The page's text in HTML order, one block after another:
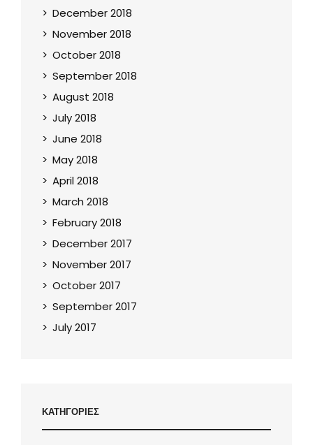
December 2018
November 2018
October 2018
September 2018
August 2018
July 2018
June 2018
May 2018
April 2018
March 2018
February 2018
December 2017
November 2017
October 2017
September 2017
July 2017
ΚΑΤΗΓΟΡΙΕΣ